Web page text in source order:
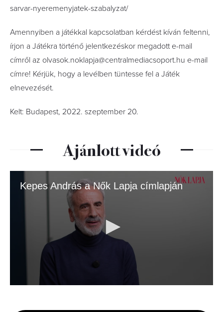
sarvar-nyeremenyjatek-szabalyzat/
Amennyiben a játékkal kapcsolatban kérdést kíván feltenni,
írjon a Játékra történő jelentkezéskor megadott e-mail
címről az olvasok.noklapja@centralmediacsoport.hu e-mail
címre! Kérjük, hogy a levélben tüntesse fel a Játék
elnevezését.
Kelt: Budapest, 2022. szeptember 20.
Ajánlott videó
Kepes András a Nők Lapja címlapján